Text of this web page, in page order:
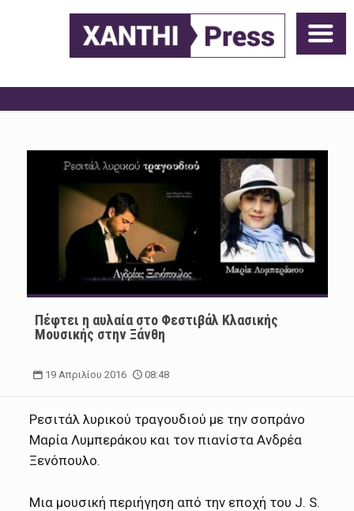
Πέφτει η αυλαία στο Φεστιβάλ Κλασικής
Μουσικής στην Ξάνθη
19 Απριλίου 2016 08:48
Ρεσιτάλ λυρικού τραγουδιού με την σοπράνο
Μαρία Λυμπεράκου και τον πιανίστα Ανδρέα
Ξενόπουλο.
Μια μουσική περιήγηση από την εποχή του J. S.